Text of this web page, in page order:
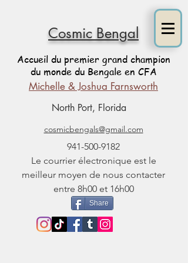
Cosmic Bengal
Accueil du premier grand champion
du monde du Bengale en CFA
Michelle & Joshua Farnsworth
North Port, Florida
cosmicbengals@gmail.com
941-500-9182
Le courrier électronique est le
meilleur moyen de nous contacter
entre 8h00 et 16h00
Share